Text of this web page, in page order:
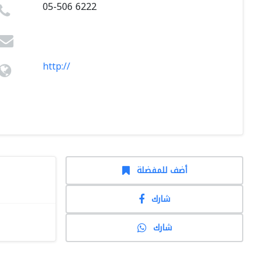
05-506 6222
http://
أضف للمفضلة
شارك
شارك